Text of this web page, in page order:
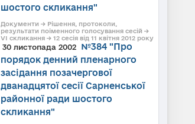
шостого скликання"
Документи → Рішення, протоколи,
результати поіменного голосування сесій →
VI скликання → 12 сесія від 11 квітня 2012 року
30 листопада 2002
№384 "Про
порядок денний пленарного
засідання позачергової
дванадцятої сесії Сарненської
районної ради шостого
скликання"